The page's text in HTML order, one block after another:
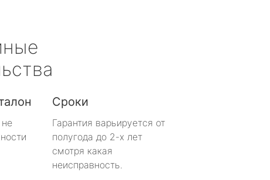
Сроки
Гарантия варьируется от
полугода до 2-х лет
смотря какая
неисправность.